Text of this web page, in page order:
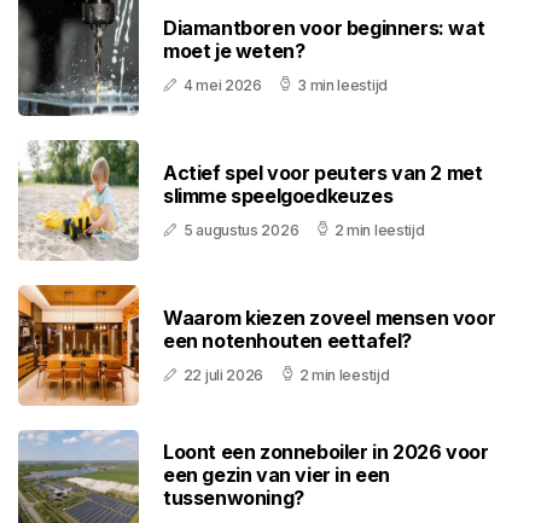
Diamantboren voor beginners: wat
moet je weten?
4 mei 2026 3 min leestijd
Actief spel voor peuters van 2 met
slimme speelgoedkeuzes
5 augustus 2026 2 min leestijd
Waarom kiezen zoveel mensen voor
een notenhouten eettafel?
22 juli 2026 2 min leestijd
Loont een zonneboiler in 2026 voor
een gezin van vier in een
tussenwoning?